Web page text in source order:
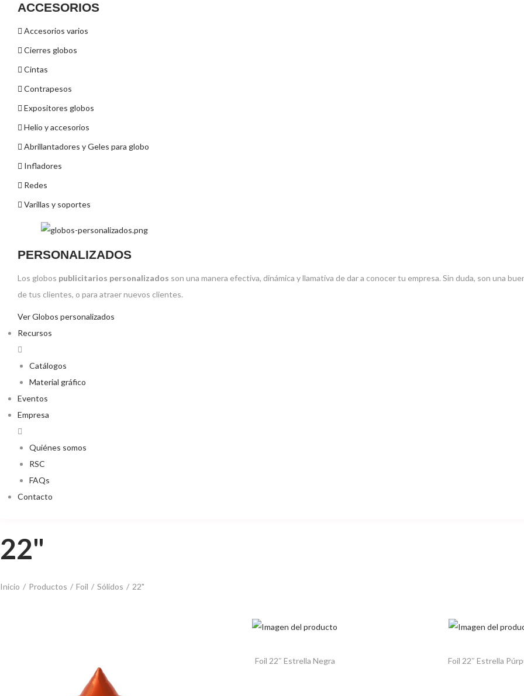
ACCESORIOS
Accesorios varios
Cierres globos
Cintas
Contrapesos
Expositores globos
Helio y accesorios
Abrillantadores y Geles para globo
Infladores
Redes
Varillas y soportes
PERSONALIZADOS
Los globos publicitarios personalizados son una manera efectiva, dinámica y llamativa de dar a conocer tu empresa. Sin duda, son una
de tus clientes, o para atraer nuevos clientes.
Ver Globos personalizados
Recursos
Catálogos
Material gráfico
Eventos
Empresa
Quiénes somos
RSC
FAQs
Contacto
22"
Inicio / Productos / Foil / Sólidos / 22"
Foil 22″ Estrella Negra Foil 22″ Estrella